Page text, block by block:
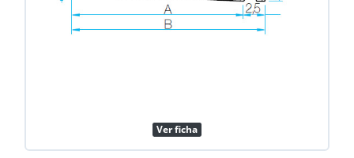
Ver ficha